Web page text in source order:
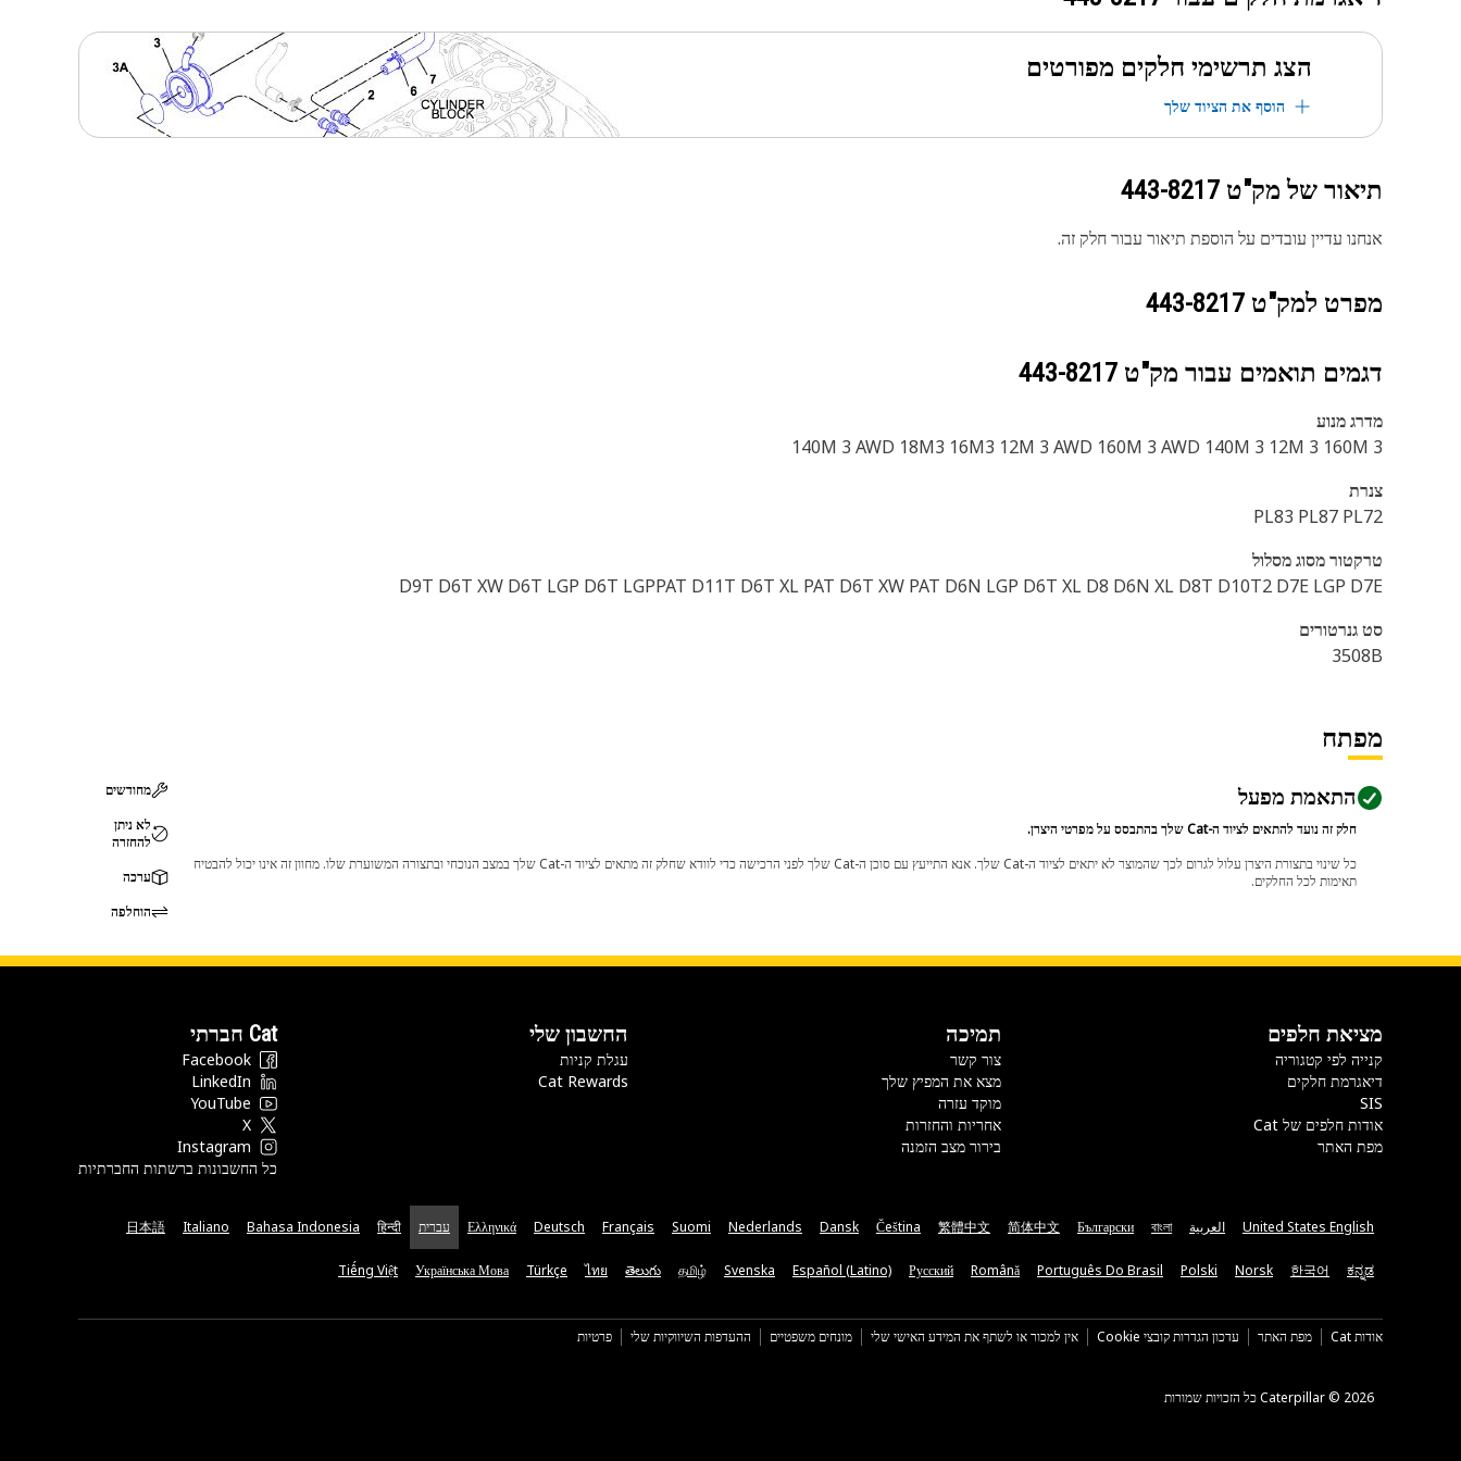
הצג תרשימי חלקים מפורטים
הוסף את הציוד שלך
תיאור של מק"ט 443-8217
אנחנו עדיין עובדים על הוספת תיאור עבור חלק זה.
מפרט למק"ט 443-8217
דגמים תואמים עבור מק"ט 443-8217
מדרג מנוע
140M 3 AWD 18M3 16M3 12M 3 AWD 160M 3 AWD 140M 3 12M 3 160M 3
צנרת
PL83 PL87 PL72
טרקטור מסוג מסלול
D9T D6T XW D6T LGP D6T LGPPAT D11T D6T XL PAT D6T XW PAT D6N LGP D6T XL D8 D6N XL D8T D10T2 D7E LGP D7E
סט גנרטורים
3508B
מפתח
התאמת מפעל
חלק זה נועד להתאים לציוד ה-Cat שלך בהתבסס על מפרטי היצרן.
כל שינוי בתצורת היצרן עלול לגרום לכך שהמוצר לא יתאים לציוד ה-Cat שלך. אנא התייעץ עם סוכן ה-Cat שלך לפני הרכישה כדי לוודא שחלק זה מתאים לציוד ה-Cat שלך במצב הנוכחי ובתצורה המשוערת שלו. מחוון זה אינו יכול להבטיח
תאימות לכל החלקים.
מחודשים
לא ניתן
להחזרה
ערכה
הוחלפה
מציאת חלפים
קנייה לפי קטגוריה
דיאגרמת חלקים
SIS
אודות חלפים של Cat
מפת האתר
תמיכה
צור קשר
מצא את המפיץ שלך
מוקד עזרה
אחריות והחזרות
בירור מצב הזמנה
החשבון שלי
עגלת קניות
Cat Rewards
Cat חברתי
Facebook
LinkedIn
YouTube
X
Instagram
כל החשבונות ברשתות החברתיות
United States English العربية বাংলা
Български
简体中文
繁體中文
Čeština
Dansk
Nederlands
Suomi
Français
Deutsch
Ελληνικά עברית हिन्दी
Bahasa Indonesia
Italiano
日本語
ಕನ್ನಡ
한국어
Norsk
Polski
Português Do Brasil
Română
Русский
Español (Latino)
Svenska
தமிழ்
తెలుగు
ไทย
Türkçe
Українська Мова
Tiếng Việt
אודות Cat מפת האתר עדכון הגדרות קובצי Cookie אין למכור או לשתף את המידע האישי שלי מונחים משפטיים ההעדפות השיווקיות שלי פרטיות
Caterpillar ©‎ 2026 כל הזכויות שמורות